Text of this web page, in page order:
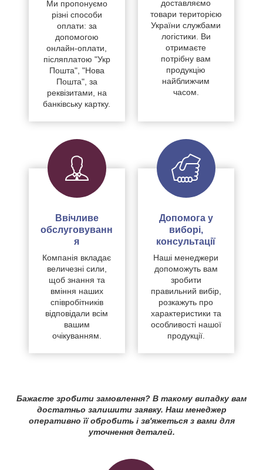
Ми пропонуємо
різні способи
оплати: за
допомогою
онлайн-оплати,
післяплатою "Укр
Пошта", "Нова
Пошта", за
реквізитами, на
банківську картку.
доставляємо
товари територією
України службами
логістики. Ви
отримаєте
потрібну вам
продукцію
найближчим
часом.
Ввічливе
обслуговуванн
я
Компанія вкладає
величезні сили,
щоб знання та
вміння наших
співробітників
відповідали всім
вашим
очікуванням.
Допомога у
виборі,
консультації
Наші менеджери
допоможуть вам
зробити
правильний вибір,
розкажуть про
характеристики та
особливості нашої
продукції.
Бажаєте зробити замовлення? В такому випадку вам
достатньо залишити заявку. Наш менеджер
оперативно її обробить і зв'яжеться з вами для
уточнення деталей.